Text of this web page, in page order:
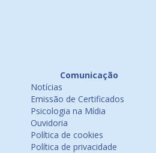
Comunicação
Notícias
Emissão de Certificados
Psicologia na Mídia
Ouvidoria
Política de cookies
Política de privacidade